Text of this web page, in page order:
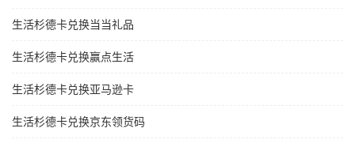
生活杉德卡兑换当当礼品
生活杉德卡兑换赢点生活
生活杉德卡兑换亚马逊卡
生活杉德卡兑换京东领货码